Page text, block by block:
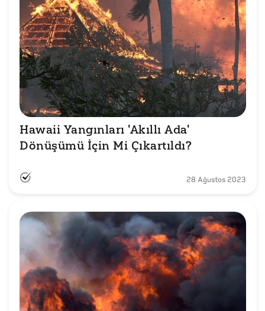
Hawaii Yangınları 'Akıllı Ada'
Dönüşümü İçin Mi Çıkartıldı?
28 Ağustos 2023